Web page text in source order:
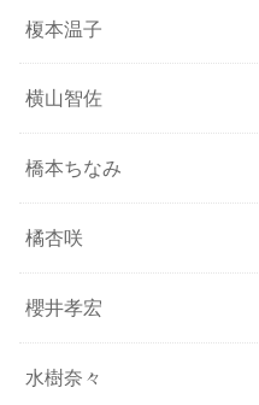
榎本温子
横山智佐
橋本ちなみ
橘杏咲
櫻井孝宏
水樹奈々